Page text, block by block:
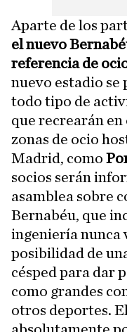
Aparte de los
el nuevo
referencia de
nuevo estadio se
todo tipo de
que recrearán en
zonas de ocio
Madrid, como
socios serán
asamblea sobre
Bernabéu, que
ingeniería nunca
posibilidad de
césped para dar
como grandes
otros deportes.